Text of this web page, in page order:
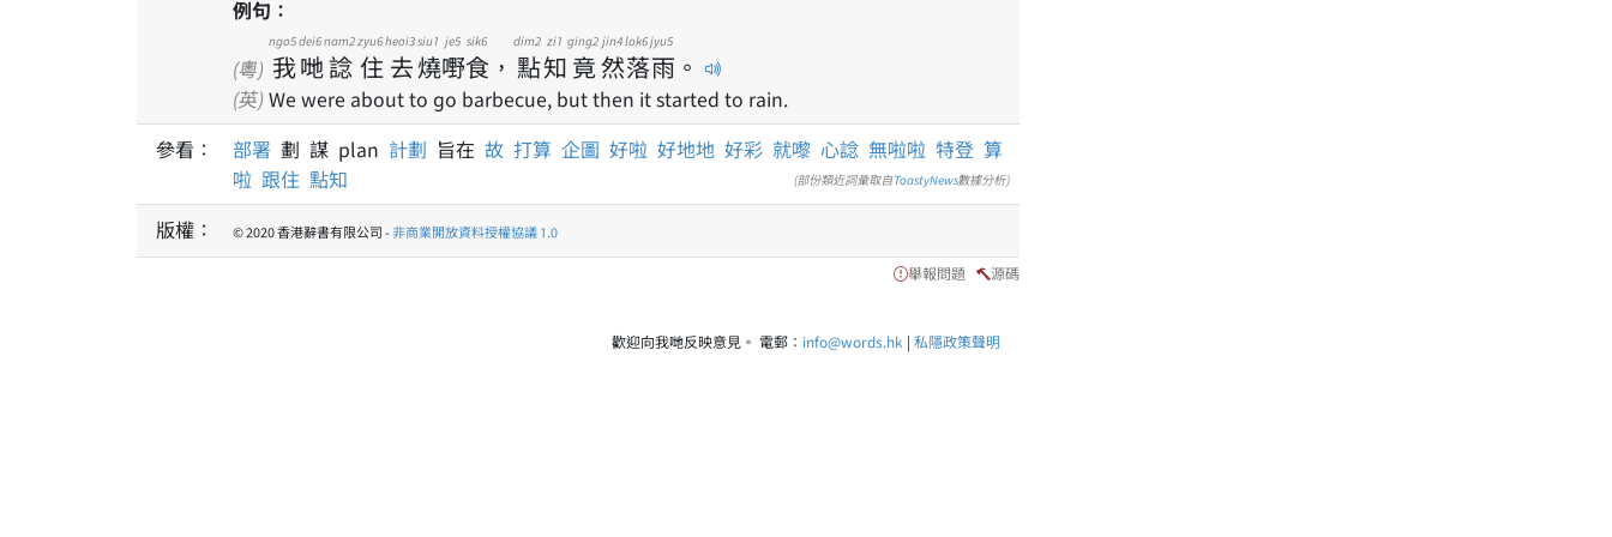
例句：
(粵) 我
ngo5
哋
dei6
諗
nam2
住
zyu6
去
heoi3
燒
siu1
嘢
je5
食
sik6
， 點
dim2
知
zi1
竟
ging2
然
jin4
落
lok6
雨
jyu5
。
(英) We were about to go barbecue, but then it started to rain.
參看：
部署 劃 謀 plan 計劃 旨在 故 打算 企圖 好啦 好地地 好彩 就嚟 心諗 無啦啦 特登 算
啦 跟住 點知 (部份類近詞彙取自ToastyNews數據分析)
版權： © 2020 香港辭書有限公司 -非商業開放資料授權協議 1.0
舉報問題 源碼
歡迎向我哋反映意見。 電郵： info@words.hk | 私隱政策聲明